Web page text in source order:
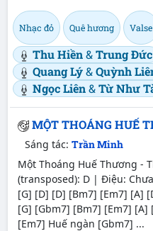
Nhạc đỏ Quê hương Valse
Thu Hiền&Trung Đức
Quang Lý&Quỳnh
Ngọc Liên&Từ Như
MỘT THOÁNG HUẾ
Sáng tác: Trần Minh
Một Thoáng Huế Thương -
(transposed): D | Điệu:
[G] [D] [D] [Bm7] [Em7] [A]
[G] [Gbm7] [Bm7] [Em7] [A]
[Em7] Huế ngàn [Gbm7] ...